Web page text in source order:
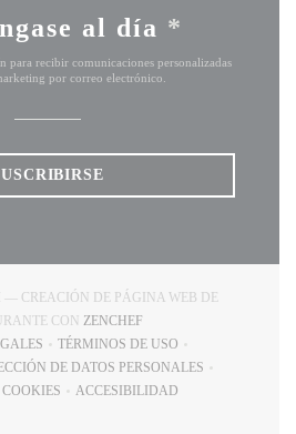
al día *
para recibir comunicaciones personalizadas
por correo electrónico.
— CREACIÓN DE PÁGINA WEB DE
CON ZENCHEF
TÉRMINOS DE USO
DE DATOS PERSONALES
ACCESIBILIDAD